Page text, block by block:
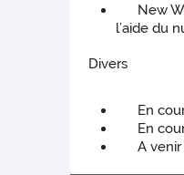
New
l’aide du
Divers
En cours
En
A venir